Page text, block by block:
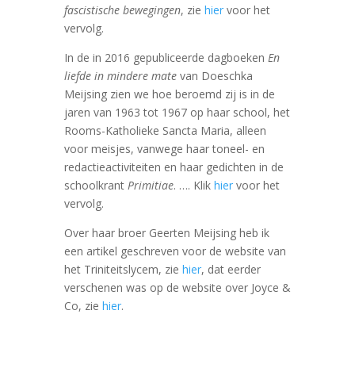
fascistische bewegingen, zie hiervoor het
vervolg.
In de in 2016 gepubliceerde dagboeken En
liefde in mindere matevan Doeschka
Meijsing zien we hoe beroemd zij is in de
jaren van 1963 tot 1967 op haar school, het
Rooms-Katholieke Sancta Maria, alleen
voor meisjes, vanwege haar toneel- en
redactieactiviteiten en haar gedichten in de
schoolkrant Primitiae. …. Klik hiervoor het
vervolg.
Over haar broer Geerten Meijsing heb ik
een artikel geschreven voor de website van
het Triniteitslycem, zie hier, dat eerder
verschenen was op de website over Joyce &
Co, zie hier.